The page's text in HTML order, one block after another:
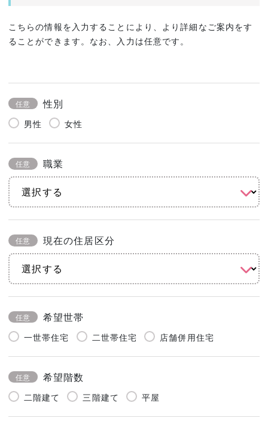
こちらの情報を入力することにより、より詳細なご案内をす
ることができます。なお、入力は任意です。
任意 性別
男性 女性
任意 職業
任意 現在の住居区分
任意 希望世帯
一世帯住宅 二世帯住宅 店舗併用住宅
任意 希望階数
二階建て 三階建て 平屋